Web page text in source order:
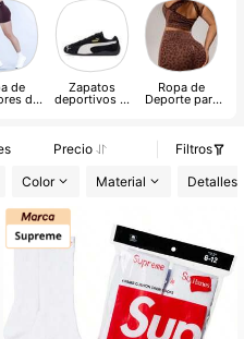
de
de
Zapatos
deportivos al
Ropa de
Deporte para
Precio
Filtros
Color Material Detalles